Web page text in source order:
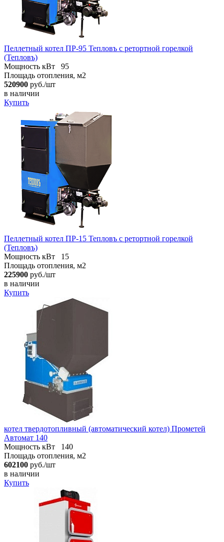
Пеллетный котел ПР-95 Тепловъ с ретортной горелкой
(Тепловъ)
Мощность кВт
95
Площадь отопления, м2
520900 руб./шт
в наличии
Купить
Пеллетный котел ПР-15 Тепловъ с ретортной горелкой
(Тепловъ)
Мощность кВт
15
Площадь отопления, м2
225900 руб./шт
в наличии
Купить
котел твердотопливный (автоматический котел) Прометей
Автомат 140
Мощность кВт
140
Площадь отопления, м2
602100 руб./шт
в наличии
Купить